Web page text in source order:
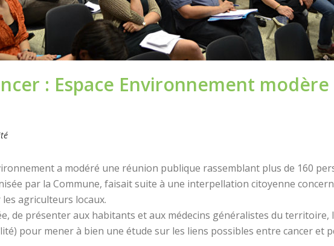
: Espace Environnement
a modéré une réunion publique rassemblant plus de 160
par la Commune, faisait suite à une interpellation citoyenne
agriculteurs locaux.
de présenter aux habitants et aux médecins généralistes du territoire,
pour mener à bien une étude sur les liens possibles entre cancer et